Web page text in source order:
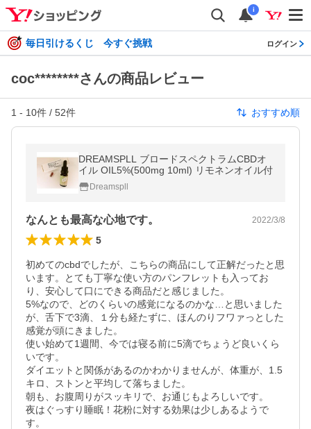
i
毎日引けるくじ 今すぐ挑戦 ログイン
coc********さんの商品レビュー
1 - 10件 / 52件 おすすめ順
DREAMSPLL ブロードスペクトラムCBDオ
イル OIL5%(500mg 10ml) リモネンオイル付
Dreamspll
なんとも最高な心地です。 2022/3/8
5
初めてのcbdでしたが、こちらの商品にして正解だったと思
います。とても丁寧な使い方のパンフレットも入ってお
り、安心して口にできる商品だと感じました。
5%なので、どのくらいの感覚になるのかな…と思いました
が、舌下で3滴、１分も経たずに、ほんのりフワァっとした
感覚が頭にきました。
使い始めて1週間、今では寝る前に5滴でちょうど良いくら
いです。
ダイエットと関係があるのかわかりませんが、体重が、1.5
キロ、ストンと平均して落ちました。
朝も、お腹周りがスッキリで、お通じもよろしいです。
夜はぐっすり睡眠！花粉に対する効果は少しあるようで
す。